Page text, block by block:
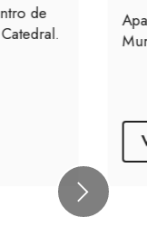
de
Next